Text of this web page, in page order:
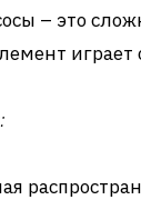
– это
играет